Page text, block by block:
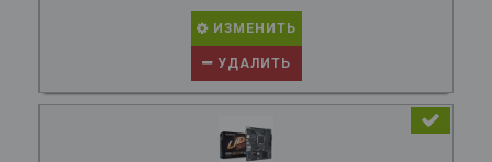
ИЗМЕНИТЬ
УДАЛИТЬ